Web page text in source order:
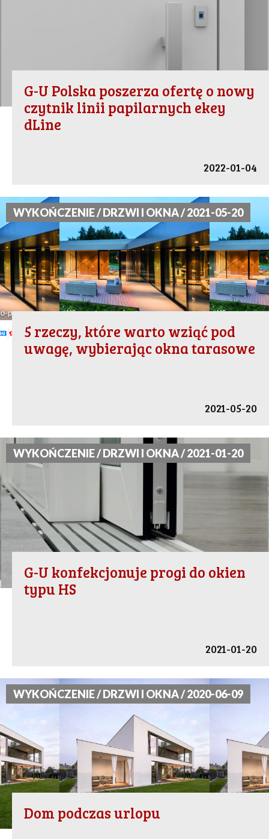
G-U Polska poszerza ofertę o nowy
czytnik linii papilarnych ekey
dLine
2022-01-04
WYKOŃCZENIE / DRZWI I OKNA / 2021-05-20
5 rzeczy, które warto wziąć pod
uwagę, wybierając okna tarasowe
2021-05-20
WYKOŃCZENIE / DRZWI I OKNA / 2021-01-20
G-U konfekcjonuje progi do okien
typu HS
2021-01-20
WYKOŃCZENIE / DRZWI I OKNA / 2020-06-09
Dom podczas urlopu